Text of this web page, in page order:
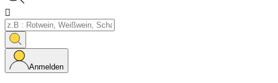

Anmelden